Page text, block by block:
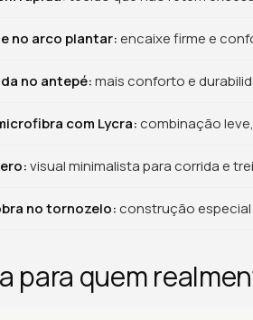
no arco plantar:encaixe firme e
no antepé:mais conforto e
com Lycra:combinação
visual minimalista para corrida e
no tornozelo:construção
para quem